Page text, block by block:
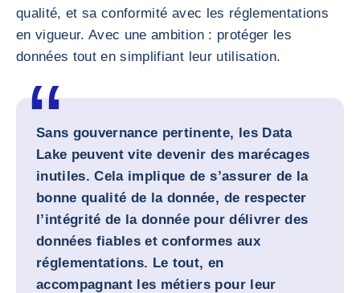
qualité, et sa conformité avec les réglementations
en vigueur. Avec une ambition : protéger les
données tout en simplifiant leur utilisation.
Sans gouvernance pertinente, les Data
Lake peuvent vite devenir des marécages
inutiles. Cela implique de s’assurer de la
bonne qualité de la donnée, de respecter
l’intégrité de la donnée pour délivrer des
données fiables et conformes aux
réglementations. Le tout, en
accompagnant les métiers pour leur